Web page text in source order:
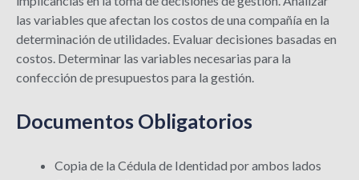
las variables que afectan los costos de una compañía en la
determinación de utilidades. Evaluar decisiones basadas en
costos. Determinar las variables necesarias para la
confección de presupuestos para la gestión.
Documentos Obligatorios
Copia de la Cédula de Identidad por ambos lados